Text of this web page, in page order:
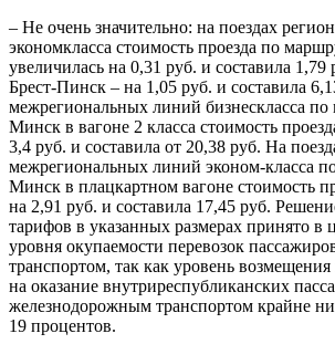
– Не очень значительно: на поездах
экономкласса стоимость проезда по
увеличилась на 0,31 руб. и составила
Брест-Пинск – на 1,05 руб. и составила
межрегиональных линий бизнескласса по
Минск в вагоне 2 класса стоимость
3,4 руб. и составила от 20,38 руб. На
межрегиональных линий эконом-класса
Минск в плацкартном вагоне стоимость
на 2,91 руб. и составила 17,45 руб.
тарифов в указанных размерах принято в
уровня окупаемости перевозок
транспортом, так как уровень возмещения
на оказание внутриреспубликанских
железнодорожным транспортом крайне
19 процентов.